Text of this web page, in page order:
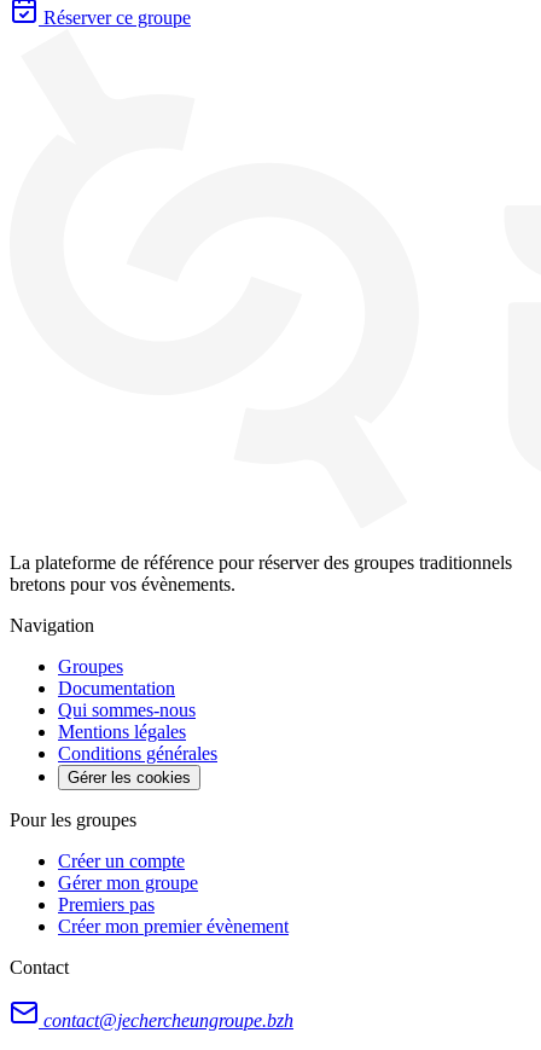
Réserver ce groupe
La plateforme de référence pour réserver des groupes traditionnels
bretons pour vos évènements.
Navigation
Groupes
Documentation
Qui sommes-nous
Mentions légales
Conditions générales
Gérer les cookies
Pour les groupes
Créer un compte
Gérer mon groupe
Premiers pas
Créer mon premier évènement
Contact
contact@jechercheungroupe.bzh